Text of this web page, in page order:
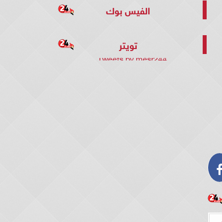
الفيس بوك
تويتر
Tweets by mesr244